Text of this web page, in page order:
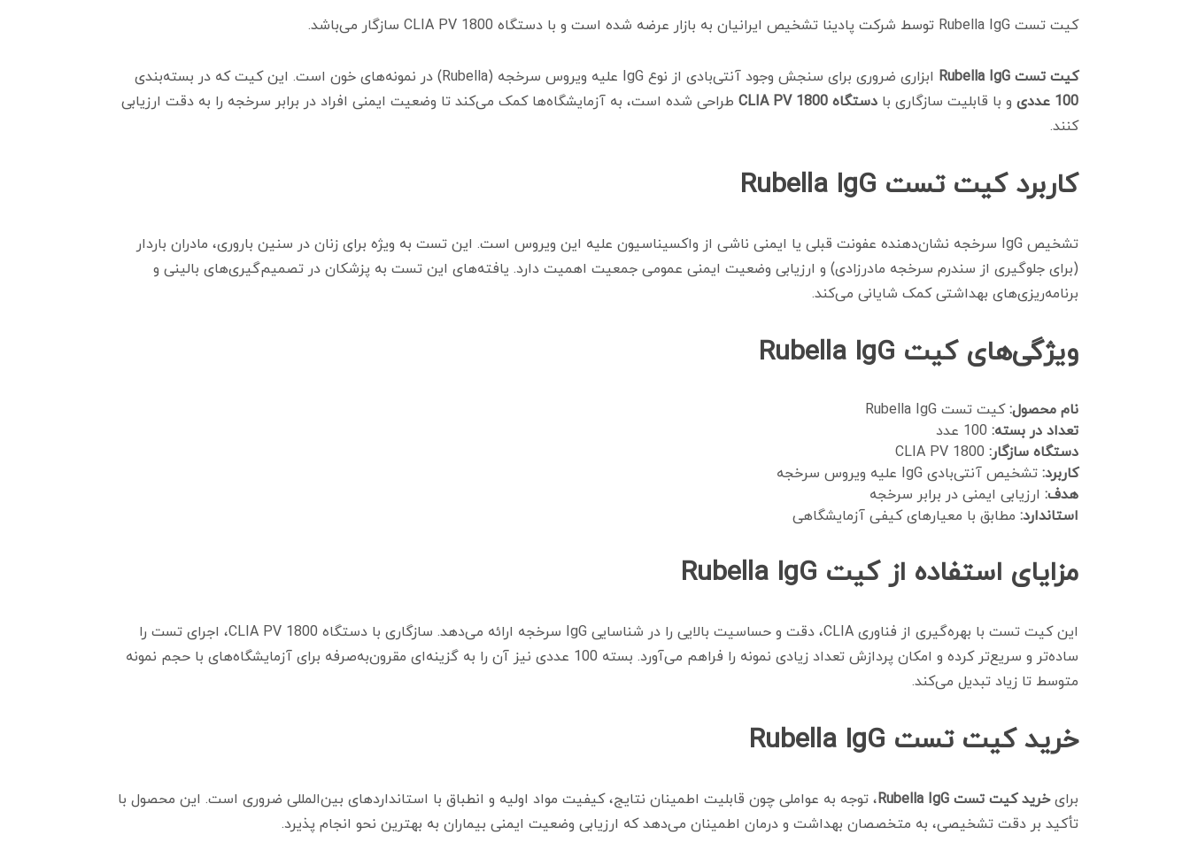
کیت تست Rubella IgG توسط شرکت پادینا تشخیص ایرانیان به بازار عرضه شده است و با دستگاه CLIA PV 1800 سازگار می‌باشد.
کیت تست Rubella IgG
ابزاری ضروری برای سنجش وجود آنتی‌بادی از نوع IgG علیه ویروس سرخجه (Rubella) در نمونه‌های خون است. این کیت که در بسته‌بندی
100 عددی
و با قابلیت سازگاری با دستگاه CLIA PV 1800
طراحی شده است، به آزمایشگاه‌ها کمک می‌کند تا وضعیت ایمنی افراد در برابر سرخجه را به دقت ارزیابی
کنند.
کاربرد کیت تست Rubella IgG
تشخیص IgG سرخجه نشان‌دهنده عفونت قبلی یا ایمنی ناشی از واکسیناسیون علیه این ویروس است. این تست به ویژه برای زنان در سنین باروری، مادران باردار
(برای جلوگیری از سندرم سرخجه مادرزادی) و ارزیابی وضعیت ایمنی عمومی جمعیت اهمیت دارد. یافته‌های این تست به پزشکان در تصمیم‌گیری‌های بالینی و
برنامه‌ریزی‌های بهداشتی کمک شایانی می‌کند.
ویژگی‌های کیت Rubella IgG
نام محصول:کیت تست Rubella IgG
تعداد در بسته:
دستگاه سازگار:
کاربرد: تشخیص آنتی‌بادی IgG علیه ویروس سرخجه
هدف: ارزیابی ایمنی در برابر سرخجه
استاندارد: مطابق با معیارهای کیفی آزمایشگاهی
مزایای استفاده از کیت Rubella IgG
این کیت تست با بهره‌گیری از فناوری CLIA، دقت و حساسیت بالایی را در شناسایی IgG سرخجه ارائه می‌دهد. سازگاری با دستگاه CLIA PV 1800، اجرای تست را
ساده‌تر و سریع‌تر کرده و امکان پردازش تعداد زیادی نمونه را فراهم می‌آورد. بسته 100 عددی نیز آن را به گزینه‌ای مقرون‌به‌صرفه برای آزمایشگاه‌های با حجم نمونه
متوسط تا زیاد تبدیل می‌کند.
خرید کیت تست Rubella IgG
برایخرید کیت تست Rubella IgG
، توجه به عواملی چون قابلیت اطمینان نتایج، کیفیت مواد اولیه و انطباق با استانداردهای بین‌المللی ضروری است. این محصول با
تأکید بر دقت تشخیصی، به متخصصان بهداشت و درمان اطمینان می‌دهد که ارزیابی وضعیت ایمنی بیماران به بهترین نحو انجام پذیرد.